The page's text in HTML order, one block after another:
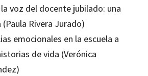
voz del docente jubilado: una
Rivera Jurado)
emocionales en la escuela a
de vida (Verónica